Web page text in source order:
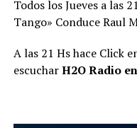
Todos los Jueves a las
Tango» Conduce Raul
A las 21 Hs hace Click
escucharH2O Radio